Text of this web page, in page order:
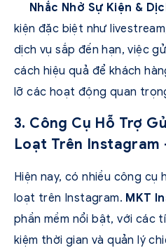
Nhắc Nhở Sự Kiện &
kiện đặc biệt như
dịch vụ sắp đến hạn, việc
cách hiệu quả để khách
lỡ các hoạt động quan
3. Công Cụ Hỗ Trợ
Loạt Trên Instagram
Hiện nay, có nhiều công cụ
loạt trên Instagram. MKT
phần mềm nổi bật, với các
kiệm thời gian và quản lý